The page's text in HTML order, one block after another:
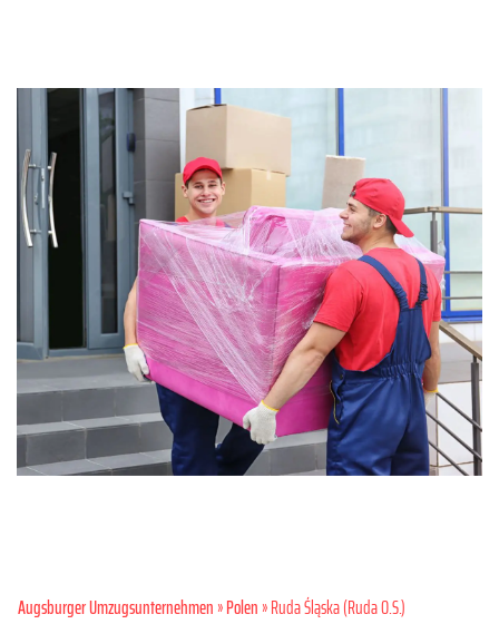
Augsburger Umzugsunternehmen»Polen» Ruda Śląska (Ruda O.S.)